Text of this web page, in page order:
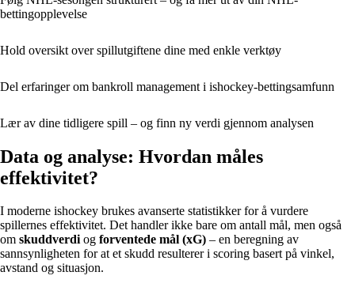
bettingopplevelse
Hold oversikt over spillutgiftene dine med enkle verktøy
Del erfaringer om bankroll management i ishockey-bettingsamfunn
Lær av dine tidligere spill – og finn ny verdi gjennom analysen
Data og analyse: Hvordan måles
effektivitet?
I moderne ishockey brukes avanserte statistikker for å vurdere
spillernes effektivitet. Det handler ikke bare om antall mål, men også
om skuddverdiog forventede mål (xG) – en beregning av
sannsynligheten for at et skudd resulterer i scoring basert på vinkel,
avstand og situasjon.